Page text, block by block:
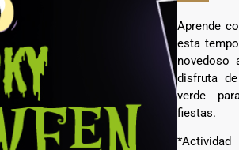
Aprende
esta
novedoso
disfruta
verde
fiestas.